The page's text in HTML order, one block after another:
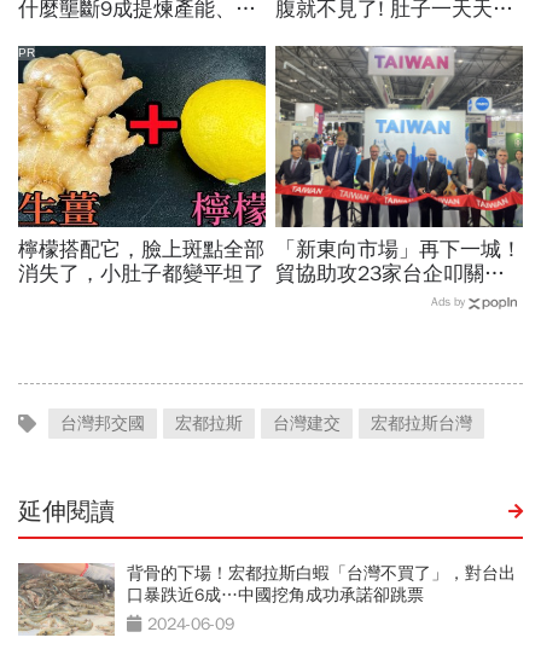
什麼壟斷9成提煉產能、掐
美中角力下，台灣最該擔心
的事
腹就不見了! 肚子一天天變
檸檬搭配它，臉上斑點全部
消失了，小肚子都變平坦了
PR
「新東向市場」再下一城！
貿協助攻23家台企叩關捷
克市場，這兩家公司產品最
Ads by
台灣邦交國 宏都拉斯 台灣建交 宏都拉斯台灣
延伸閱讀
背骨的下場！宏都拉斯白蝦「台灣不買了」，對台出
口暴跌近6成…中國挖角成功承諾卻跳票
2024-06-09